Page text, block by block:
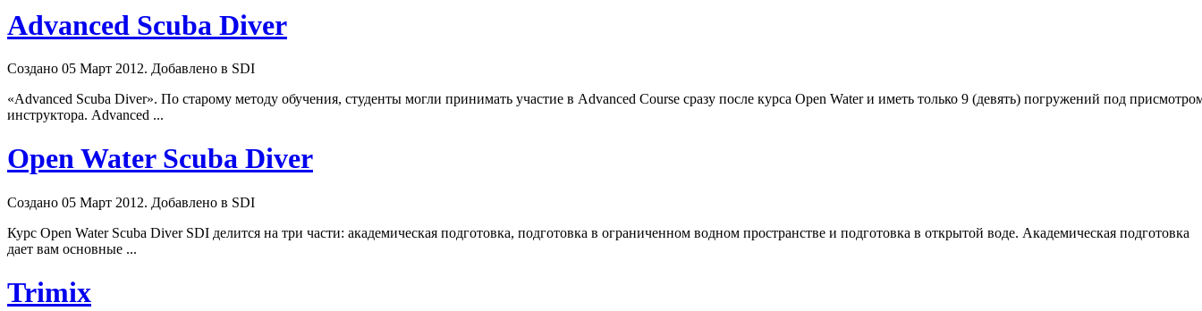
Advanced Scuba Diver
Создано 05 Март 2012. Добавлено в SDI
«Advanced Scuba Diver». По старому методу обучения, студенты могли принимать участие в Advanced Course сразу после курса Open Water и иметь только 9 (девять) погружений под
инструктора. Advanced ...
Open Water Scuba Diver
Создано 05 Март 2012. Добавлено в SDI
Курс Open Water Scuba Diver SDI делится на три части: академическая подготовка, подготовка в ограниченном водном пространстве и подготовка в открытой воде. Академическая подготовка
дает вам основные ...
Trimix